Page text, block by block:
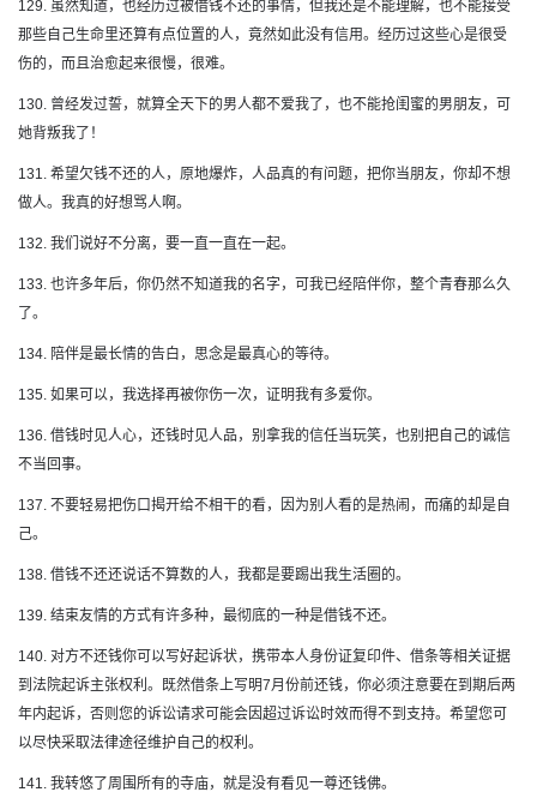
129. 虽然知道，也经历过被借钱不还的事情，但我还是不能理解，也不能接受
那些自己生命里还算有点位置的人，竟然如此没有信用。经历过这些心是很受
伤的，而且治愈起来很慢，很难。
130. 曾经发过誓，就算全天下的男人都不爱我了，也不能抢闺蜜的男朋友，可
她背叛我了！
131. 希望欠钱不还的人，原地爆炸，人品真的有问题，把你当朋友，你却不想
做人。我真的好想骂人啊。
132. 我们说好不分离，要一直一直在一起。
133. 也许多年后，你仍然不知道我的名字，可我已经陪伴你，整个青春那么久
了。
134. 陪伴是最长情的告白，思念是最真心的等待。
135. 如果可以，我选择再被你伤一次，证明我有多爱你。
136. 借钱时见人心，还钱时见人品，别拿我的信任当玩笑，也别把自己的诚信
不当回事。
137. 不要轻易把伤口揭开给不相干的看，因为别人看的是热闹，而痛的却是自
己。
138. 借钱不还还说话不算数的人，我都是要踢出我生活圈的。
139. 结束友情的方式有许多种，最彻底的一种是借钱不还。
140. 对方不还钱你可以写好起诉状，携带本人身份证复印件、借条等相关证据
到法院起诉主张权利。既然借条上写明7月份前还钱，你必须注意要在到期后两
年内起诉，否则您的诉讼请求可能会因超过诉讼时效而得不到支持。希望您可
以尽快采取法律途径维护自己的权利。
141. 我转悠了周围所有的寺庙，就是没有看见一尊还钱佛。